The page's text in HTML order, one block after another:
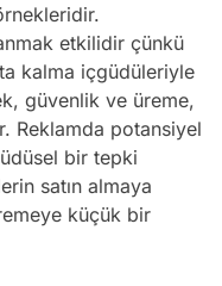
etkilidir çünkü
kalma içgüdüleriyle
güvenlik ve üreme,
Reklamda potansiyel
bir tepki
satın almaya
küçük bir